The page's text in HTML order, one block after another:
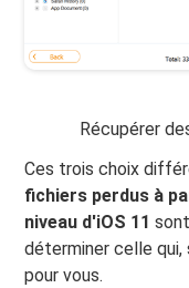
Récupérer
Ces trois choix
fichiers perdus à
niveau d'iOS 11
déterminer celle qui,
pour vous.